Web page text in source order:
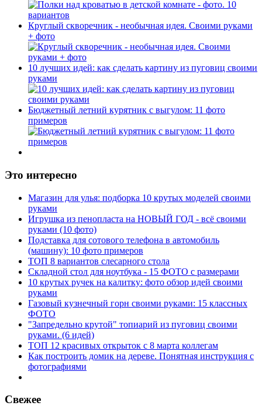
Круглый скворечник - необычная идея. Своими руками
+ фото
10 лучших идей: как сделать картину из пуговиц своими
руками
Бюджетный летний курятник с выгулом: 11 фото
примеров
Это интересно
Магазин для улья: подборка 10 крутых моделей своими
руками
Игрушка из пенопласта на НОВЫЙ ГОД - всё своими
руками (10 фото)
Подставка для сотового телефона в автомобиль
(машину): 10 фото примеров
ТОП 8 вариантов слесарного стола
Складной стол для ноутбука - 15 ФОТО с размерами
10 крутых ручек на калитку: фото обзор идей своими
руками
Газовый кузнечный горн своими руками: 15 классных
ФОТО
"Запредельно крутой" топиарий из пуговиц своими
руками. (6 идей)
ТОП 12 красивых открыток с 8 марта коллегам
Как построить домик на дереве. Понятная инструкция с
фотографиями
Свежее